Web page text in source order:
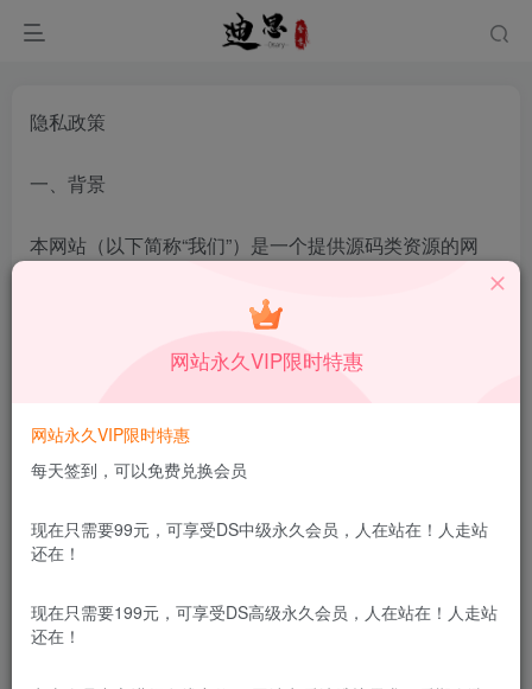
隐私政策
一、背景
本网站（以下简称“我们”）是一个提供源码类资源的网
务。为了保护用户隐私和个人信息安全，我们制定了本
二、收集信息
当您注册成为我们的会员时，我们将收集您的姓名、
邮箱、手机号等基本信息，以便为您提供更好的服
务。
在您使用网站过程中，我们会收集您的访问记录、操
作日志等数据，以便于我们对网站的运行情况进行监
网站永久VIP限时特惠
网站永久VIP限时特惠
每天签到，可以免费兑换会员
现在只需要99元，可享受DS中级永久会员，人在站在！人走站
还在！
现在只需要199元，可享受DS高级永久会员，人在站在！人走站
还在！